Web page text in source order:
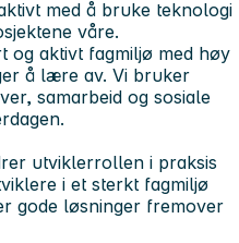
med å bruke teknologi
våre.
og aktivt fagmiljø med høy
å lære av. Vi bruker
samarbeid og sosiale
utviklerrollen i praksis
i et sterkt fagmiljø
gode løsninger fremover